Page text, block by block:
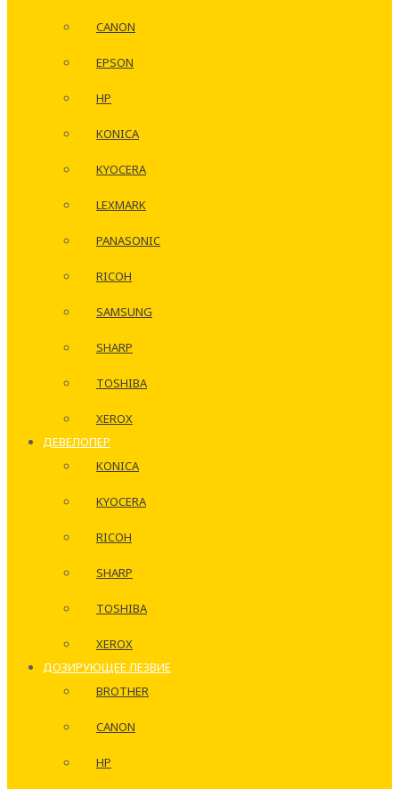
CANON
EPSON
HP
KONICA
KYOCERA
LEXMARK
PANASONIC
RICOH
SAMSUNG
SHARP
TOSHIBA
XEROX
ДЕВЕЛОПЕР
KONICA
KYOCERA
RICOH
SHARP
TOSHIBA
XEROX
ДОЗИРУЮЩЕЕ ЛЕЗВИЕ
BROTHER
CANON
HP